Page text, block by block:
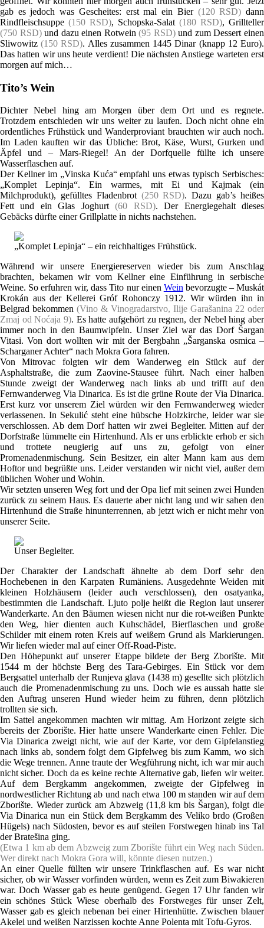
gab es jedoch was Gescheites: erst mal ein Bier (120 RSD) dann
Rindfleischsuppe (150 RSD), Schopska-Salat (180 RSD), Grillteller
(750 RSD)und dazu einen Rotwein(95 RSD)und zum Dessert einen
Sliwowitz(150 RSD). Alles zusammen 1445 Dinar (knapp 12 Euro).
Das hatten wir uns heute verdient! Die nächsten Anstiege warteten erst
morgen auf mich…
Tito’s Wein
Dichter Nebel hing am Morgen über dem Ort und es regnete.
Trotzdem entschieden wir uns weiter zu laufen. Doch nicht ohne ein
ordentliches Frühstück und Wanderproviant brauchten wir auch noch.
Im Laden kauften wir das Übliche: Brot, Käse, Wurst, Gurken und
Äpfel und – Mars-Riegel! An der Dorfquelle füllte ich unsere
Wasserflaschen auf.
Der Kellner im „Vinska Kuća“ empfahl uns etwas typisch Serbisches:
„Komplet Lepinja“. Ein warmes, mit Ei und Kajmak (ein
Milchprodukt), gefülltes Fladenbrot (250 RSD). Dazu gab’s heißes
Fett und ein Glas Joghurt(60 RSD). Der Energiegehalt dieses
Gebäcks dürfte einer Grillplatte in nichts nachstehen.
„Komplet Lepinja“ – ein reichhaltiges Frühstück.
Während wir unsere Energiereserven wieder bis zum Anschlag
brachten, bekamen wir vom Kellner eine Einführung in serbische
Weine. So erfuhren wir, dass Tito nur einen Weinbevorzugte – Muskát
Krokán aus der Kellerei Gróf Rohonczy 1912. Wir würden ihn in
Belgrad bekommen (Vino & Vinogradarstvo, Ilije Garašanina 22 oder
Zmaj od Noćaja 9). Es hatte aufgehört zu regnen, der Nebel hing aber
immer noch in den Baumwipfeln. Unser Ziel war das Dorf Šargan
Vitasi. Von dort wollten wir mit der Bergbahn „Šarganska osmica –
Scharganer Achter“ nach Mokra Gora fahren.
Von Mitrovac folgten wir dem Wanderweg ein Stück auf der
Asphaltstraße, die zum Zaovine-Stausee führt. Nach einer halben
Stunde zweigt der Wanderweg nach links ab und trifft auf den
Fernwanderweg Via Dinarica. Es ist die grüne Route der Via Dinarica.
Erst kurz vor unserem Ziel würden wir den Fernwanderweg wieder
verlassenen. In Sekulić steht eine hübsche Holzkirche, leider war sie
verschlossen. Ab dem Dorf hatten wir zwei Begleiter. Mitten auf der
Dorfstraße lümmelte ein Hirtenhund. Als er uns erblickte erhob er sich
und trottete neugierig auf uns zu, gefolgt von einer
Promenadenmischung. Sein Besitzer, ein alter Mann kam aus dem
Hoftor und begrüßte uns. Leider verstanden wir nicht viel, außer dem
üblichen Woher und Wohin.
Wir setzten unseren Weg fort und der Opa lief mit seinen zwei Hunden
zurück zu seinem Haus. Es dauerte aber nicht lang und wir sahen den
Hirtenhund die Straße hinunterrennen, ab jetzt wich er nicht mehr von
unserer Seite.
Unser Begleiter.
Der Charakter der Landschaft ähnelte ab dem Dorf sehr den
Hochebenen in den Karpaten Rumäniens. Ausgedehnte Weiden mit
kleinen Holzhäusern (leider auch verschlossen), den osatyanka,
bestimmten die Landschaft. Ljuto polje heißt die Region laut unserer
Wanderkarte. An den Bäumen wiesen nicht nur die rot-weißen Punkte
den Weg, hier dienten auch Kuhschädel, Bierflaschen und große
Schilder mit einem roten Kreis auf weißem Grund als Markierungen.
Wir liefen wieder mal auf einer Off-Road-Piste.
Den Höhepunkt auf unserer Etappe bildete der Berg Zborište. Mit
1544 m der höchste Berg des Tara-Gebirges. Ein Stück vor dem
Bergsattel unterhalb der Runjeva glava (1438 m) gesellte sich plötzlich
auch die Promenadenmischung zu uns. Doch wie es aussah hatte sie
den Auftrag unseren Hund wieder heim zu führen, denn plötzlich
trollten sie sich.
Im Sattel angekommen machten wir mittag. Am Horizont zeigte sich
bereits der Zborište. Hier hatte unsere Wanderkarte einen Fehler. Die
Via Dinarica zweigt nicht, wie auf der Karte, vor dem Gipfelanstieg
nach links ab, sondern folgt dem Gipfelweg bis zum Kamm, wo sich
die Wege trennen. Anne traute der Wegführung nicht, ich war mir auch
nicht sicher. Doch da es keine rechte Alternative gab, liefen wir weiter.
Auf dem Bergkamm angekommen, zweigte der Gipfelweg in
nordwestlicher Richtung ab und nach etwa 100 m standen wir auf dem
Zborište. Wieder zurück am Abzweig (11,8 km bis Šargan), folgt die
Via Dinarica nun ein Stück dem Bergkamm des Veliko brdo (Großen
Hügels) nach Südosten, bevor es auf steilen Forstwegen hinab ins Tal
der Bratešina ging.
(Etwa 1 km ab dem Abzweig zum Zborište führt ein Weg nach Süden.
Wer direkt nach Mokra Gora will, könnte diesen nutzen.)
An einer Quelle füllten wir unsere Trinkflaschen auf. Es war nicht
sicher, ob wir Wasser vorfinden würden, wenn es Zeit zum Biwakieren
war. Doch Wasser gab es heute genügend. Gegen 17 Uhr fanden wir
ein schönes Stück Wiese oberhalb des Forstweges für unser Zelt,
Wasser gab es gleich nebenan bei einer Hirtenhütte. Zwischen blauer
Akelei und weißen Narzissen kochte Anne Polenta mit Tofu-Gyros.